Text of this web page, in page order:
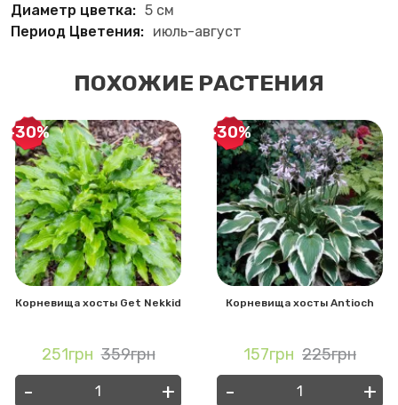
Диаметр цветка: 5 см
Период Цветения: июль-август
ПОХОЖИЕ РАСТЕНИЯ
-30%
Корневища хосты Get Nekkid
251грн 359грн
- +
-30%
Корневища хосты Antioch
157грн 225грн
- +